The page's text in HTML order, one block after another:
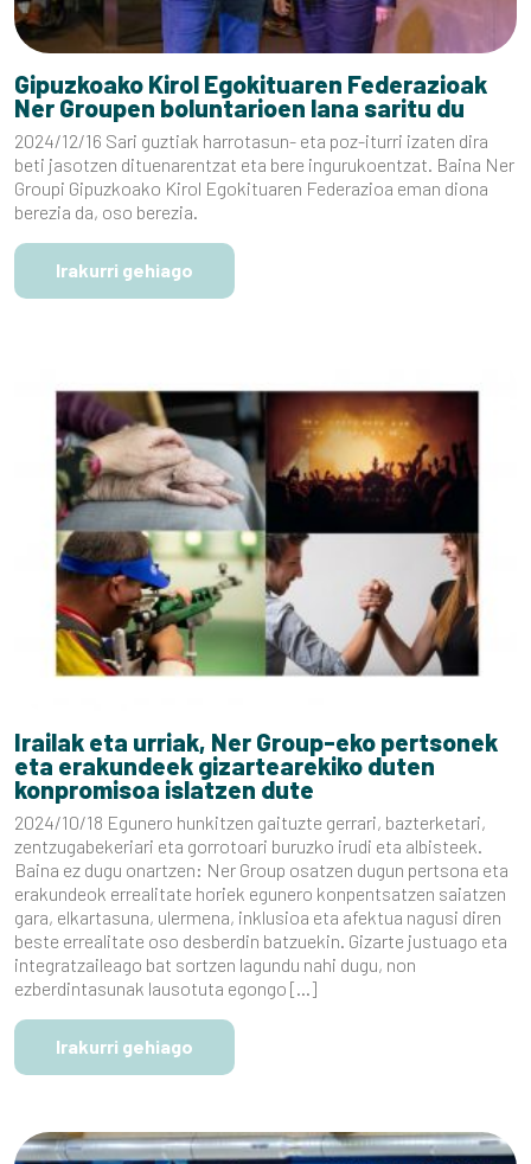
Gipuzkoako Kirol Egokituaren Federazioak
Ner Groupen boluntarioen lana saritu du
2024/12/16 Sari guztiak harrotasun- eta poz-iturri izaten dira
beti jasotzen dituenarentzat eta bere ingurukoentzat. Baina Ner
Groupi Gipuzkoako Kirol Egokituaren Federazioa eman diona
berezia da, oso berezia.
Irakurri gehiago
Irailak eta urriak, Ner Group-eko pertsonek
eta erakundeek gizartearekiko duten
konpromisoa islatzen dute
2024/10/18 Egunero hunkitzen gaituzte gerrari, bazterketari,
zentzugabekeriari eta gorrotoari buruzko irudi eta albisteek.
Baina ez dugu onartzen: Ner Group osatzen dugun pertsona eta
erakundeok errealitate horiek egunero konpentsatzen saiatzen
gara, elkartasuna, ulermena, inklusioa eta afektua nagusi diren
beste errealitate oso desberdin batzuekin. Gizarte justuago eta
integratzaileago bat sortzen lagundu nahi dugu, non
ezberdintasunak lausotuta egongo […]
Irakurri gehiago